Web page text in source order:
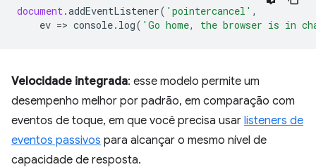
document.addEventListener( 'pointercancel' ,
ev => console. log( 'Go home, the browser is in
Velocidade integrada: esse modelo permite um
desempenho melhor por padrão, em comparação com
eventos de toque, em que você precisa usar listeners de
eventos passivos para alcançar o mesmo nível de
capacidade de resposta.